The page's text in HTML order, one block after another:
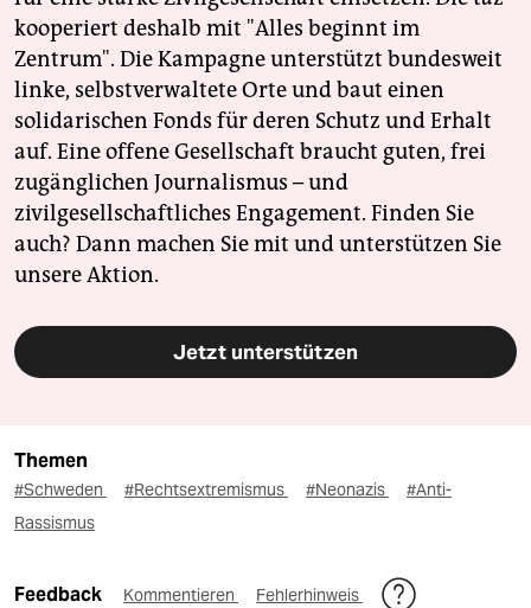
kooperiert deshalb mit "Alles beginnt im
Zentrum". Die Kampagne unterstützt bundesweit
linke, selbstverwaltete Orte und baut einen
solidarischen Fonds für deren Schutz und Erhalt
auf. Eine offene Gesellschaft braucht guten, frei
zugänglichen Journalismus – und
zivilgesellschaftliches Engagement. Finden Sie
auch? Dann machen Sie mit und unterstützen Sie
unsere Aktion.
Jetzt unterstützen
Themen
#Schweden #Rechtsextremismus #Neonazis
#Anti-
Rassismus
Feedback Kommentieren Fehlerhinweis